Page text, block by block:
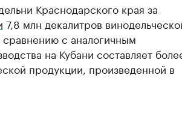
Краснодарского края за
7,8 млн декалитров
с аналогичным
на Кубани составляет
продукции, произведенной в